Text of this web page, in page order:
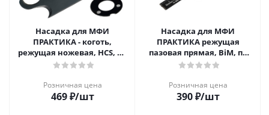
Насадка для МФИ
ПРАКТИКА - коготь,
режущая ножевая, HCS, по
линолеуму, резине,
Розничная цена
469₽/шт
Насадка для МФИ
ПРАКТИКА режущая
пазовая прямая, BiM, по
металлу и дереву, 10 мм,
Розничная цена
390₽/шт